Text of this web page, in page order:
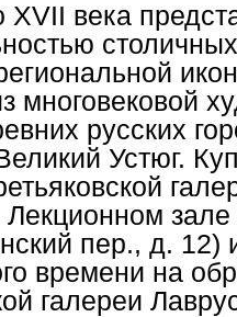
XVII века
многовековой
русских
Устюг.
Лекционном
пер., д. 12)
времени на
галереи